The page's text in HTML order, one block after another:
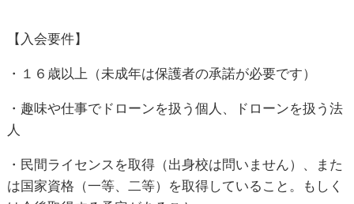
【入会要件】
・１６歳以上（未成年は保護者の承諾が必要です）
・趣味や仕事でドローンを扱う個人、ドローンを扱う法
人
・民間ライセンスを取得（出身校は問いません）、また
は国家資格（一等、二等）を取得していること。もしく